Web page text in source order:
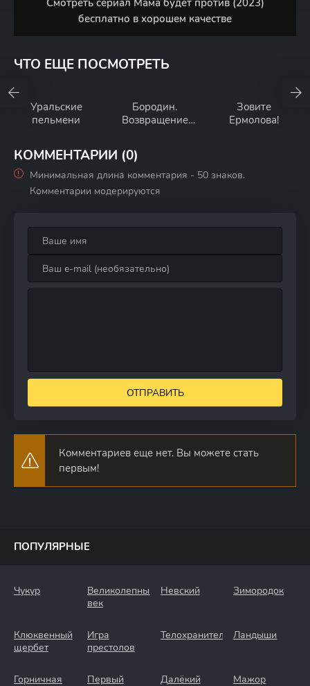
Смотреть сериал Мама будет против (2023)
бесплатно в хорошем качестве
ЧТО ЕЩЕ ПОСМОТРЕТЬ
Уральские
пельмени
Бородин.
Возвращение
Зовите
Ермолова!
КОММЕНТАРИИ (0)
Минимальная длина комментария - 50 знаков.
Комментарии модерируются
ОТПРАВИТЬ
Комментариев еще нет. Вы можете стать
первым!
ПОПУЛЯРНЫЕ
Чукур
Великолепный
век
Невский Зимородок
Клюквенный
щербет
Игра
престолов
Телохранители Ландыши
Горничная
Первый
Далёкий
Мажор